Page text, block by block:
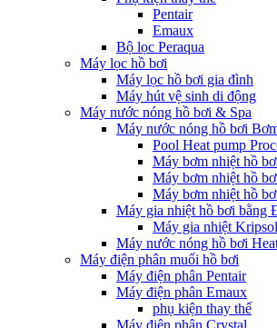
Pentair
Emaux
Bộ lọc Peraqua
Máy lọc hồ bơi
Máy lọc hồ bơi gia đình
Máy hút vệ sinh di động
Máy nước nóng hồ bơi & Spa
Máy nước nóng hồ bơi
Pool Heat pump
Máy bơm nhiệt hồ
Máy bơm nhiệt hồ
Máy bơm nhiệt hồ
Máy gia nhiệt hồ bơi bằng
Máy gia nhiệt Kripsol
Máy nước nóng hồ bơi
Máy điện phân muối hồ bơi
Máy điện phân Pentair
Máy điện phân Emaux
phụ kiện thay thế
Máy điện phân Crystal